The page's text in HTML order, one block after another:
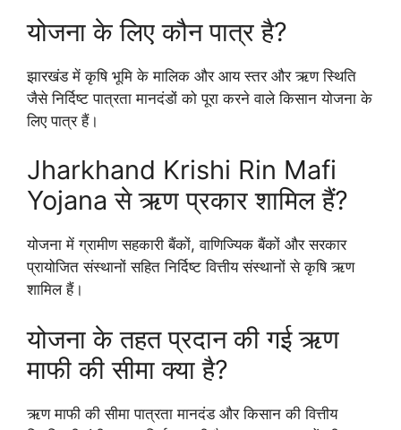
योजना के लिए कौन पात्र है?
झारखंड में कृषि भूमि के मालिक और आय स्तर और ऋण स्थिति
जैसे निर्दिष्ट पात्रता मानदंडों को पूरा करने वाले किसान योजना के
लिए पात्र हैं।
Jharkhand Krishi Rin Mafi
Yojana से ऋण प्रकार शामिल हैं?
योजना में ग्रामीण सहकारी बैंकों, वाणिज्यिक बैंकों और सरकार
प्रायोजित संस्थानों सहित निर्दिष्ट वित्तीय संस्थानों से कृषि ऋण
शामिल हैं।
योजना के तहत प्रदान की गई ऋण
माफी की सीमा क्या है?
ऋण माफी की सीमा पात्रता मानदंड और किसान की वित्तीय